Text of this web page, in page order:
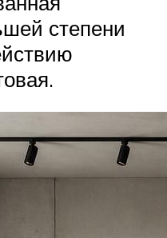
степени